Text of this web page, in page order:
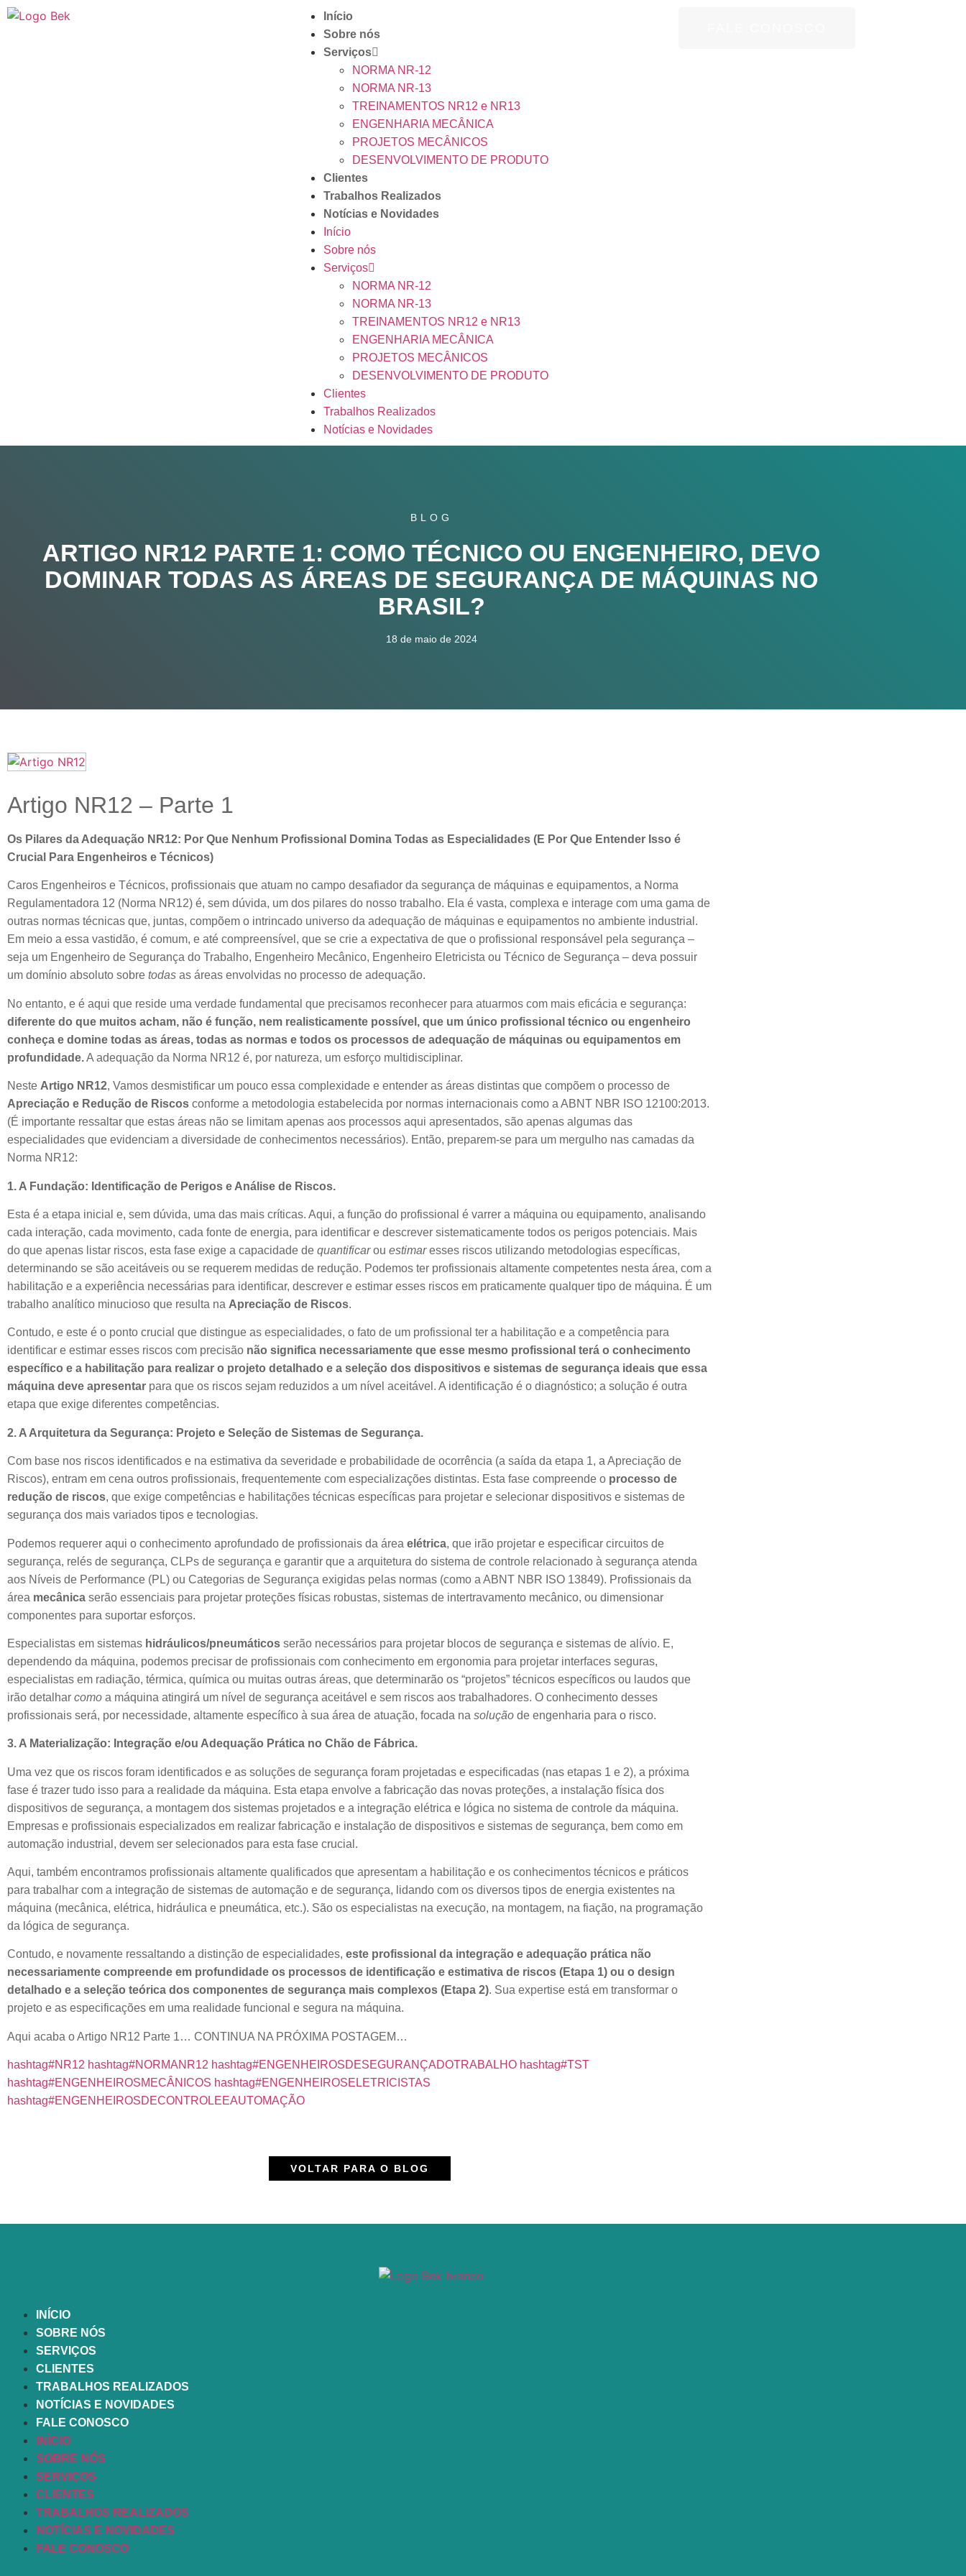
Início
Sobre nós
Serviços
NORMA NR-12
NORMA NR-13
TREINAMENTOS NR12 e NR13
ENGENHARIA MECÂNICA
PROJETOS MECÂNICOS
DESENVOLVIMENTO DE PRODUTO
Clientes
Trabalhos Realizados
Notícias e Novidades
Início
Sobre nós
Serviços
NORMA NR-12
NORMA NR-13
TREINAMENTOS NR12 e NR13
ENGENHARIA MECÂNICA
PROJETOS MECÂNICOS
DESENVOLVIMENTO DE PRODUTO
Clientes
Trabalhos Realizados
Notícias e Novidades
BLOG
ARTIGO NR12 PARTE 1: COMO TÉCNICO OU ENGENHEIRO, DEVO
DOMINAR TODAS AS ÁREAS DE SEGURANÇA DE MÁQUINAS NO
BRASIL?
18 de maio de 2024
Artigo NR12 – Parte 1
Os Pilares da Adequação NR12: Por Que Nenhum Profissional Domina Todas as Especialidades (E Por Que Entender Isso é
Crucial Para Engenheiros e Técnicos)
Caros Engenheiros e Técnicos, profissionais que atuam no campo desafiador da segurança de máquinas e equipamentos, a Norma
Regulamentadora 12 (Norma NR12) é, sem dúvida, um dos pilares do nosso trabalho. Ela é vasta, complexa e interage com uma gama de
outras normas técnicas que, juntas, compõem o intrincado universo da adequação de máquinas e equipamentos no ambiente industrial.
Em meio a essa vastidão, é comum, e até compreensível, que se crie a expectativa de que o profissional responsável pela segurança –
seja um Engenheiro de Segurança do Trabalho, Engenheiro Mecânico, Engenheiro Eletricista ou Técnico de Segurança – deva possuir
um domínio absoluto sobre todas as áreas envolvidas no processo de adequação.
No entanto, e é aqui que reside uma verdade fundamental que precisamos reconhecer para atuarmos com mais eficácia e segurança:
diferente do que muitos acham, não é função, nem realisticamente possível, que um único profissional técnico ou engenheiro
conheça e domine todas as áreas, todas as normas e todos os processos de adequação de máquinas ou equipamentos em
profundidade.A adequação da Norma NR12 é, por natureza, um esforço multidisciplinar.
Neste Artigo NR12, Vamos desmistificar um pouco essa complexidade e entender as áreas distintas que compõem o processo de
Apreciação e Redução de Riscos conforme a metodologia estabelecida por normas internacionais como a ABNT NBR ISO 12100:2013.
(É importante ressaltar que estas áreas não se limitam apenas aos processos aqui apresentados, são apenas algumas das
especialidades que evidenciam a diversidade de conhecimentos necessários). Então, preparem-se para um mergulho nas camadas da
Norma NR12:
1. A Fundação: Identificação de Perigos e Análise de Riscos.
Esta é a etapa inicial e, sem dúvida, uma das mais críticas. Aqui, a função do profissional é varrer a máquina ou equipamento, analisando
cada interação, cada movimento, cada fonte de energia, para identificar e descrever sistematicamente todos os perigos potenciais. Mais
do que apenas listar riscos, esta fase exige a capacidade de quantificarou estimaresses riscos utilizando metodologias específicas,
determinando se são aceitáveis ou se requerem medidas de redução. Podemos ter profissionais altamente competentes nesta área, com a
habilitação e a experiência necessárias para identificar, descrever e estimar esses riscos em praticamente qualquer tipo de máquina. É um
trabalho analítico minucioso que resulta na Apreciação de Riscos.
Contudo, e este é o ponto crucial que distingue as especialidades, o fato de um profissional ter a habilitação e a competência para
identificar e estimar esses riscos com precisão não significa necessariamente que esse mesmo profissional terá o conhecimento
específico e a habilitação para realizar o projeto detalhado e a seleção dos dispositivos e sistemas de segurança ideais que essa
máquina deve apresentar para que os riscos sejam reduzidos a um nível aceitável. A identificação é o diagnóstico; a solução é outra
etapa que exige diferentes competências.
2. A Arquitetura da Segurança: Projeto e Seleção de Sistemas de Segurança.
Com base nos riscos identificados e na estimativa da severidade e probabilidade de ocorrência (a saída da etapa 1, a Apreciação de
Riscos), entram em cena outros profissionais, frequentemente com especializações distintas. Esta fase compreende o processo de
redução de riscos, que exige competências e habilitações técnicas específicas para projetar e selecionar dispositivos e sistemas de
segurança dos mais variados tipos e tecnologias.
Podemos requerer aqui o conhecimento aprofundado de profissionais da área elétrica, que irão projetar e especificar circuitos de
segurança, relés de segurança, CLPs de segurança e garantir que a arquitetura do sistema de controle relacionado à segurança atenda
aos Níveis de Performance (PL) ou Categorias de Segurança exigidas pelas normas (como a ABNT NBR ISO 13849). Profissionais da
área mecânica serão essenciais para projetar proteções físicas robustas, sistemas de intertravamento mecânico, ou dimensionar
componentes para suportar esforços.
Especialistas em sistemas hidráulicos/pneumáticos serão necessários para projetar blocos de segurança e sistemas de alívio. E,
dependendo da máquina, podemos precisar de profissionais com conhecimento em ergonomia para projetar interfaces seguras,
especialistas em radiação, térmica, química ou muitas outras áreas, que determinarão os “projetos” técnicos específicos ou laudos que
irão detalhar como a máquina atingirá um nível de segurança aceitável e sem riscos aos trabalhadores. O conhecimento desses
profissionais será, por necessidade, altamente específico à sua área de atuação, focada na solução de engenharia para o risco.
3. A Materialização: Integração e/ou Adequação Prática no Chão de Fábrica.
Uma vez que os riscos foram identificados e as soluções de segurança foram projetadas e especificadas (nas etapas 1 e 2), a próxima
fase é trazer tudo isso para a realidade da máquina. Esta etapa envolve a fabricação das novas proteções, a instalação física dos
dispositivos de segurança, a montagem dos sistemas projetados e a integração elétrica e lógica no sistema de controle da máquina.
Empresas e profissionais especializados em realizar fabricação e instalação de dispositivos e sistemas de segurança, bem como em
automação industrial, devem ser selecionados para esta fase crucial.
Aqui, também encontramos profissionais altamente qualificados que apresentam a habilitação e os conhecimentos técnicos e práticos
para trabalhar com a integração de sistemas de automação e de segurança, lidando com os diversos tipos de energia existentes na
máquina (mecânica, elétrica, hidráulica e pneumática, etc.). São os especialistas na execução, na montagem, na fiação, na programação
da lógica de segurança.
Contudo, e novamente ressaltando a distinção de especialidades, este profissional da integração e adequação prática não
necessariamente compreende em profundidade os processos de identificação e estimativa de riscos (Etapa 1) ou o design
detalhado e a seleção teórica dos componentes de segurança mais complexos (Etapa 2). Sua expertise está em transformar o
projeto e as especificações em uma realidade funcional e segura na máquina.
Aqui acaba o Artigo NR12 Parte 1… CONTINUA NA PRÓXIMA POSTAGEM…
hashtag#NR12 hashtag#NORMANR12 hashtag#ENGENHEIROSDESEGURANÇADOTRABALHO hashtag#TST
hashtag#ENGENHEIROSMECÂNICOS hashtag#ENGENHEIROSELETRICISTAS
hashtag#ENGENHEIROSDECONTROLEEAUTOMAÇÃO
VOLTAR PARA O BLOG
INÍCIO
SOBRE NÓS
SERVIÇOS
CLIENTES
TRABALHOS REALIZADOS
NOTÍCIAS E NOVIDADES
FALE CONOSCO
INÍCIO
SOBRE NÓS
SERVIÇOS
CLIENTES
TRABALHOS REALIZADOS
NOTÍCIAS E NOVIDADES
FALE CONOSCO